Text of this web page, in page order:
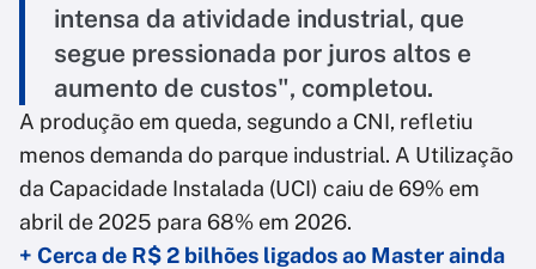
intensa da atividade industrial, que
segue pressionada por juros altos e
aumento de custos", completou.
A produção em queda, segundo a CNI, refletiu
menos demanda do parque industrial. A Utilização
da Capacidade Instalada (UCI) caiu de 69% em
abril de 2025 para 68% em 2026.
+ Cerca de R$ 2 bilhões ligados ao Master ainda